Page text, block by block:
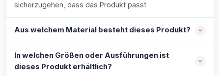
sicherzugehen, dass das Produkt passt.
Aus welchem Material besteht dieses Produkt?
In welchen Größen oder Ausführungen ist
dieses Produkt erhältlich?